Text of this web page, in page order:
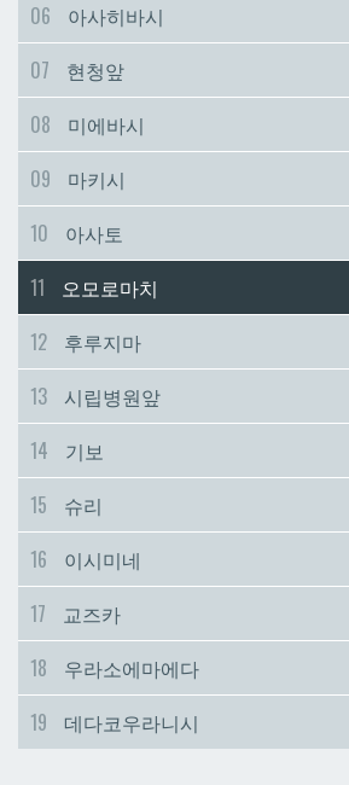
시립병원앞
이시미네
데다코우라니
시립병원앞
이시미네
데다코우라니
06
아사히바시
07
현청앞
08
미에바시
09
마키시
10
아사토
11
오모로마치
12
후루지마
13
시립병원앞
14
기보
15
슈리
16
이시미네
17
교즈카
18
우라소에마에다
19
데다코우라니시